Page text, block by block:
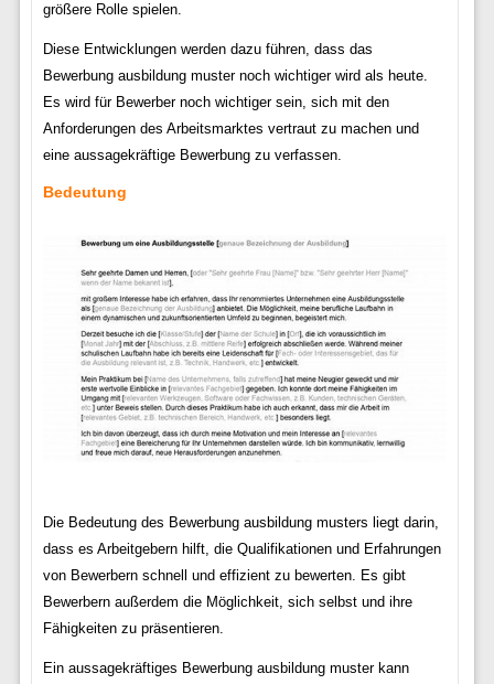
größere Rolle spielen.
Diese Entwicklungen werden dazu führen, dass das
Bewerbung ausbildung muster noch wichtiger wird als heute.
Es wird für Bewerber noch wichtiger sein, sich mit den
Anforderungen des Arbeitsmarktes vertraut zu machen und
eine aussagekräftige Bewerbung zu verfassen.
Bedeutung
Die Bedeutung des Bewerbung ausbildung musters liegt darin,
dass es Arbeitgebern hilft, die Qualifikationen und Erfahrungen
von Bewerbern schnell und effizient zu bewerten. Es gibt
Bewerbern außerdem die Möglichkeit, sich selbst und ihre
Fähigkeiten zu präsentieren.
Ein aussagekräftiges Bewerbung ausbildung muster kann